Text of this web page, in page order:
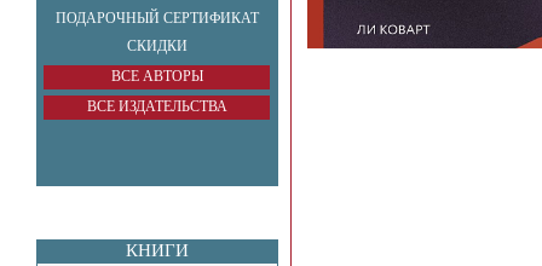
ПОДАРОЧНЫЙ СЕРТИФИКАТ
СКИДКИ
ВСЕ АВТОРЫ
ВСЕ ИЗДАТЕЛЬСТВА
КНИГИ